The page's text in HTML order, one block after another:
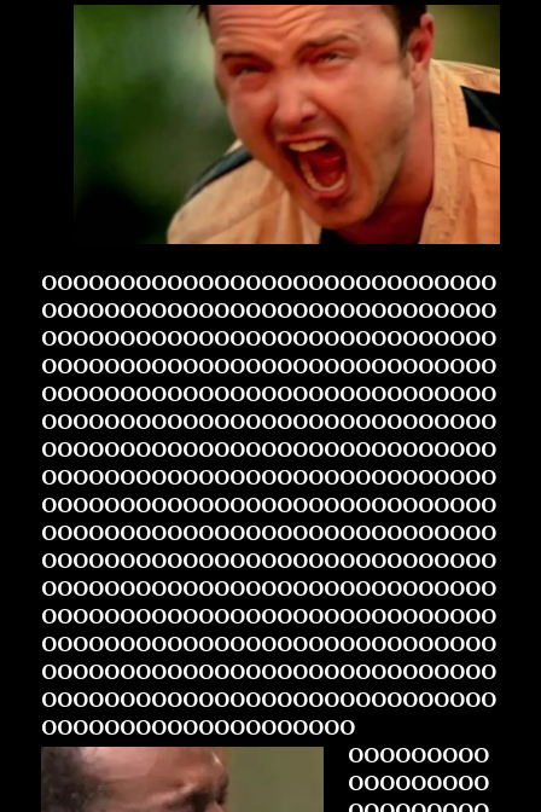
OOOOOOOOOOOOOOOOOOOOOOOOOOOOO
OOOOOOOOOOOOOOOOOOOOOOOOOOOOO
OOOOOOOOOOOOOOOOOOOOOOOOOOOOO
OOOOOOOOOOOOOOOOOOOOOOOOOOOOO
OOOOOOOOOOOOOOOOOOOOOOOOOOOOO
OOOOOOOOOOOOOOOOOOOOOOOOOOOOO
OOOOOOOOOOOOOOOOOOOOOOOOOOOOO
OOOOOOOOOOOOOOOOOOOOOOOOOOOOO
OOOOOOOOOOOOOOOOOOOOOOOOOOOOO
OOOOOOOOOOOOOOOOOOOOOOOOOOOOO
OOOOOOOOOOOOOOOOOOOOOOOOOOOOO
OOOOOOOOOOOOOOOOOOOOOOOOOOOOO
OOOOOOOOOOOOOOOOOOOOOOOOOOOOO
OOOOOOOOOOOOOOOOOOOOOOOOOOOOO
OOOOOOOOOOOOOOOOOOOOOOOOOOOOO
OOOOOOOOOOOOOOOOOOOOOOOOOOOOO
OOOOOOOOOOOOOOOOOOOO
OOOOOOOOO
OOOOOOOOO